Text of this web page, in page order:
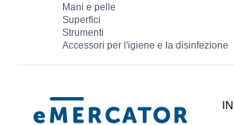
Mani e pelle
Superfici
Strumenti
Accessori per l'igiene e la disinfezione
Mercator